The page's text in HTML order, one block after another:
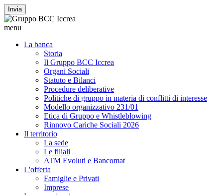
Invia
menu
La banca
Storia
Il Gruppo BCC Iccrea
Organi Sociali
Statuto e Bilanci
Procedure deliberative
Politiche di gruppo in materia di conflitti di interesse
Modello organizzativo 231/01
Etica di Gruppo e Whistleblowing
Rinnovo Cariche Sociali 2026
Il territorio
La sede
Le filiali
ATM Evoluti e Bancomat
L'offerta
Famiglie e Privati
Imprese